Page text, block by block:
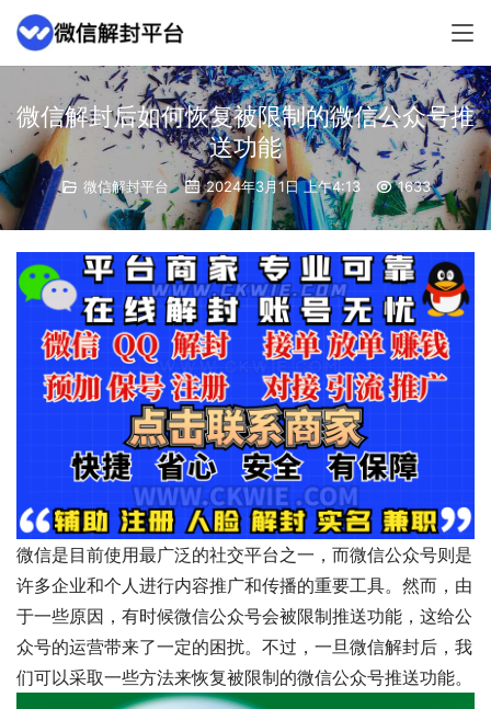
微信解封后如何恢复被限制的微信公众号推
送功能
微信解封平台 2024年3月1日 上午4:13 1633
微信是目前使用最广泛的社交平台之一，而微信公众号则是
许多企业和个人进行内容推广和传播的重要工具。然而，由
于一些原因，有时候微信公众号会被限制推送功能，这给公
众号的运营带来了一定的困扰。不过，一旦微信解封后，我
们可以采取一些方法来恢复被限制的微信公众号推送功能。